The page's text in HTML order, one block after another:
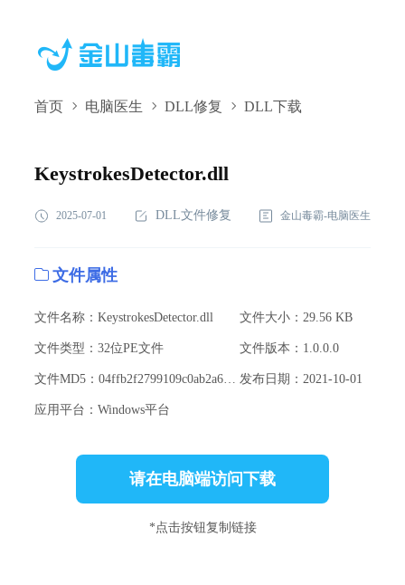
首页 电脑医生 DLL修复 DLL下载
KeystrokesDetector.dll,KeystrokesDetector.dll下
KeystrokesDetector.dll
2025-07-01 DLL文件修复 金山毒霸-电脑医生
文件属性
文件名称：KeystrokesDetector.dll 文件大小：29.56 KB
文件类型：32位PE文件 文件版本：1.0.0.0
文件MD5：04ffb2f2799109c0ab2a6e0cea8ff841 发布日期：2021-10-01
应用平台：Windows平台
请在电脑端访问下载
*点击按钮复制链接